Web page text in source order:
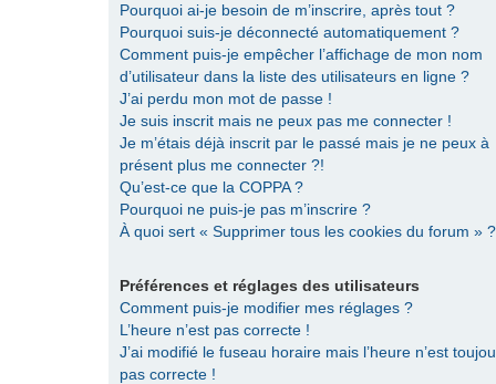
Pourquoi ai-je besoin de m’inscrire, après tout ?
Pourquoi suis-je déconnecté automatiquement ?
Comment puis-je empêcher l’affichage de mon nom
d’utilisateur dans la liste des utilisateurs en ligne ?
J’ai perdu mon mot de passe !
Je suis inscrit mais ne peux pas me connecter !
Je m’étais déjà inscrit par le passé mais je ne peux à
présent plus me connecter ?!
Qu’est-ce que la COPPA ?
Pourquoi ne puis-je pas m’inscrire ?
À quoi sert « Supprimer tous les cookies du forum » ?
Préférences et réglages des utilisateurs
Comment puis-je modifier mes réglages ?
L’heure n’est pas correcte !
J’ai modifié le fuseau horaire mais l’heure n’est
pas correcte !